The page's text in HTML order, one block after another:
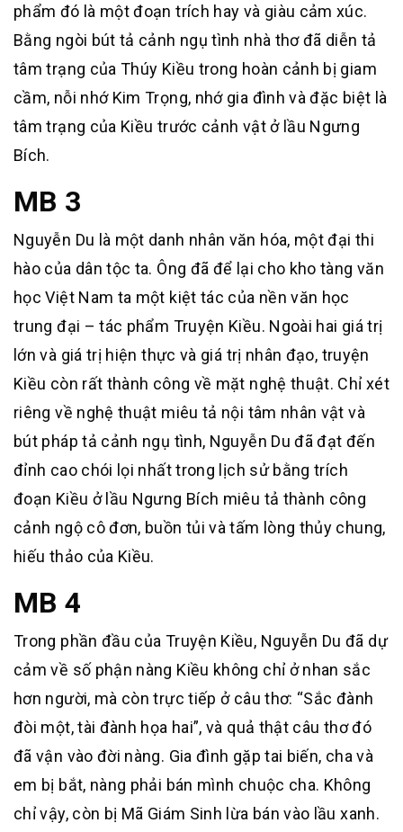
phẩm đó là một đoạn trích hay và giàu cảm xúc.
Bằng ngòi bút tả cảnh ngụ tình nhà thơ đã diễn tả
tâm trạng của Thúy Kiều trong hoàn cảnh bị giam
cầm, nỗi nhớ Kim Trọng, nhớ gia đình và đặc biệt là
tâm trạng của Kiều trước cảnh vật ở lầu Ngưng
Bích.
MB 3
Nguyễn Du là một danh nhân văn hóa, một đại thi
hào của dân tộc ta. Ông đã để lại cho kho tàng văn
học Việt Nam ta một kiệt tác của nền văn học
trung đại – tác phẩm Truyện Kiều. Ngoài hai giá trị
lớn và giá trị hiện thực và giá trị nhân đạo, truyện
Kiều còn rất thành công về mặt nghệ thuật. Chỉ xét
riêng về nghệ thuật miêu tả nội tâm nhân vật và
bút pháp tả cảnh ngụ tình, Nguyễn Du đã đạt đến
đỉnh cao chói lọi nhất trong lịch sử bằng trích
đoạn Kiều ở lầu Ngưng Bích miêu tả thành công
cảnh ngộ cô đơn, buồn tủi và tấm lòng thủy chung,
hiếu thảo của Kiều.
MB 4
Trong phần đầu của Truyện Kiều, Nguyễn Du đã dự
cảm về số phận nàng Kiều không chỉ ở nhan sắc
hơn người, mà còn trực tiếp ở câu thơ: “Sắc đành
đòi một, tài đành họa hai”, và quả thật câu thơ đó
đã vận vào đời nàng. Gia đình gặp tai biến, cha và
em bị bắt, nàng phải bán mình chuộc cha. Không
chỉ vậy, còn bị Mã Giám Sinh lừa bán vào lầu xanh.